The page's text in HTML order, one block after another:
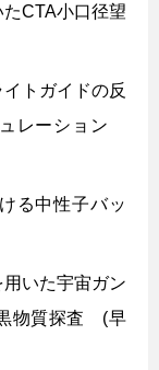
CTA小口径望
トガイドの反
レーション
る中性子バッ
いた宇宙ガン
物質探査 (早